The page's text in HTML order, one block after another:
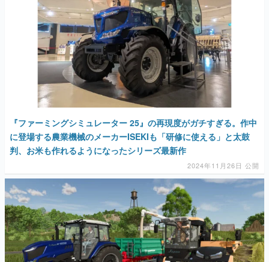
カテゴリ
特集記事
マンガ
女性向け
その他
電ファミニコゲーマーとは？
運営：株式会社マレ
『ファーミングシミュレーター 25』の再現度がガチすぎる。作中
に登場する農業機械のメーカーISEKIも「研修に使える」と太鼓
判、お米も作れるようになったシリーズ最新作
2024年11月26日 公開